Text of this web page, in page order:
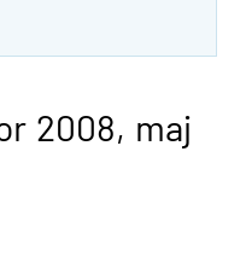
2008, maj